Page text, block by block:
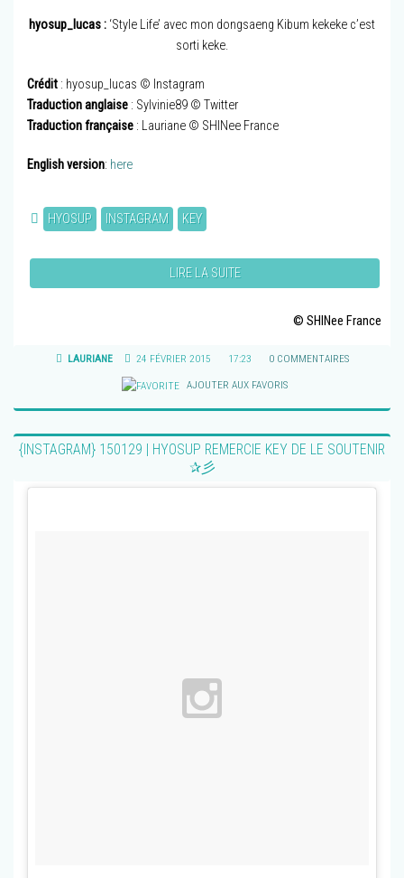
hyosup_lucas : ‘Style Life’ avec mon dongsaeng Kibum kekeke c’est
sorti keke.
Crédit : hyosup_lucas © Instagram
Traduction anglaise : Sylvinie89 © Twitter
Traduction française : Lauriane © SHINee France
English version: here
HYOSUP INSTAGRAM KEY
LIRE LA SUITE
© SHINee France
LAURIANE 24 FÉVRIER 2015 17:23 0 COMMENTAIRES
AJOUTER AUX FAVORIS
{INSTAGRAM} 150129 | HYOSUP REMERCIE KEY DE LE SOUTENIR
✰彡